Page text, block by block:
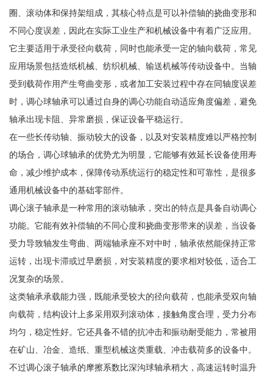
圈、滚动体和保持架组成，其核心特点是可以补偿轴的挠曲变形和
不同心度误差，因此在实际工业生产和机械设备中有着广泛应用。
它主要适用于承受径向载荷，同时也能承受一定的轴向载荷，常见
应用场景包括造纸机械、纺织机械、输送机械等传动设备中。当轴
受到载荷作用产生弯曲变形，或者加工安装过程中存在同轴度误差
时，调心球轴承可以通过自身的调心功能自动适应角度偏差，避免
轴承出现卡阻、异常磨损，保证设备平稳运行。
在一些长传动轴、振动较大的设备，以及对安装精度难以严格控制
的场合，调心球轴承的优势尤为明显，它能够有效延长设备使用寿
命，减少维护成本，保障传动系统运行的稳定性和可靠性，是很多
通用机械设备中的基础零部件。
调心滚子轴承是一种常用的滚动轴承，突出的特点是具备自动调心
功能。它能有效补偿轴的不同心度和挠曲变形带来的误差，当设备
受力导致轴发生弯曲、两端轴承座不对中时，轴承依然能保持正常
运转，出现卡滞或过早磨损，对安装精度的要求相对较低，适合工
况复杂的场景。
这类轴承承载能力强，既能承受较大的径向载荷，也能承受双向轴
向载荷，结构设计上多采用双列滚动体，接触角度合理，受力分布
均匀，稳定性好。它还具备不错的抗冲击和振动耐受能力，常被用
在矿山、冶金、造纸、重型机械这类重载、冲击载荷多的设备中。
不过调心滚子轴承的摩擦系数比深沟球轴承稍大，高速运转时温升